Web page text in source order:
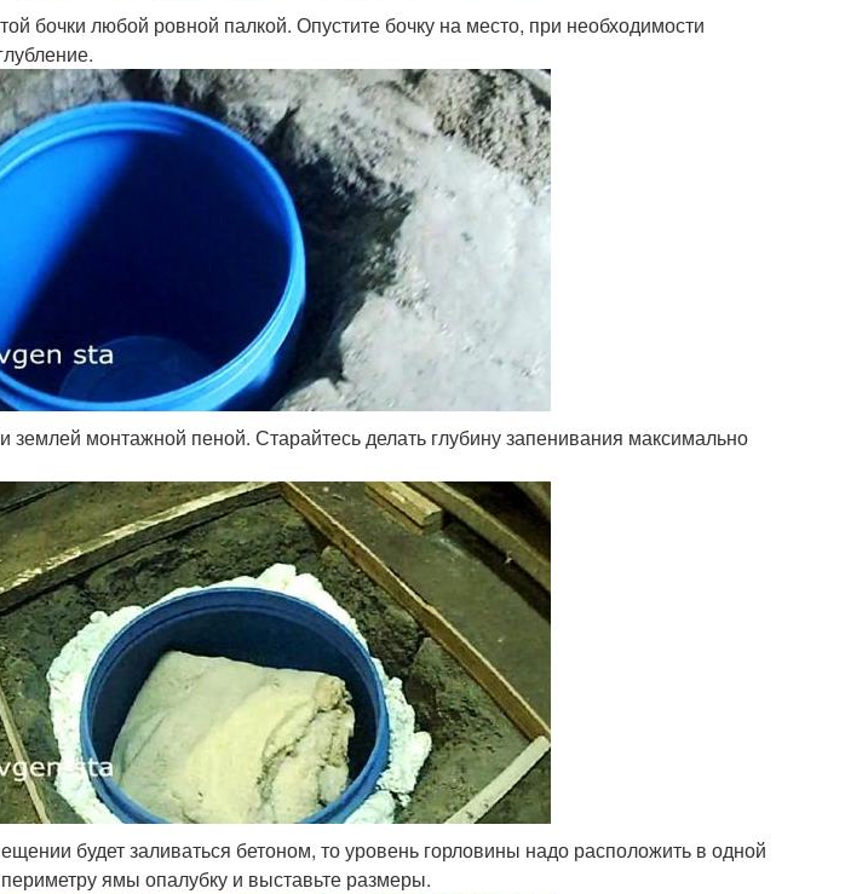
бочки любой ровной палкой. Опустите бочку на место, при необходимости
монтажной пеной. Старайтесь делать глубину запенивания максимально
будет заливаться бетоном, то уровень горловины надо расположить в одной
ямы опалубку и выставьте размеры.